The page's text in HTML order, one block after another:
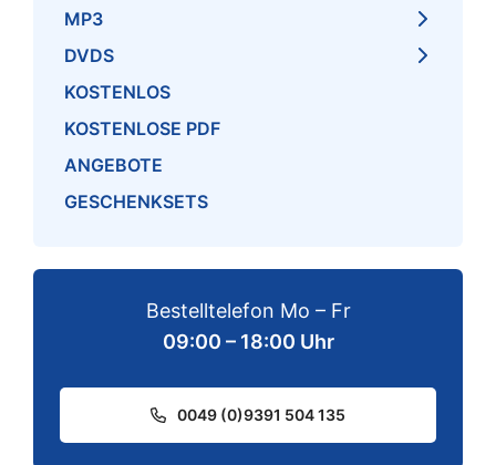
MP3
DVDS
KOSTENLOS
KOSTENLOSE PDF
ANGEBOTE
GESCHENKSETS
Bestelltelefon Mo – Fr
09:00 – 18:00 Uhr
0049 (0)9391 504 135